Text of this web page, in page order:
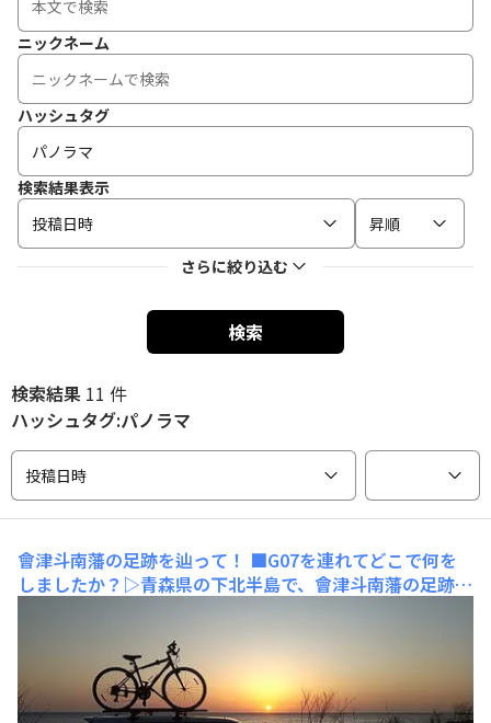
ニックネーム
ハッシュタグ
検索結果表示
投稿日時
昇順
さらに絞り込む
検索
検索結果 11 件
ハッシュタグ:パノラマ
投稿日時
會津斗南藩の足跡を辿って！ ■G07を連れてどこで何を
しましたか？▷青森県の下北半島で、會津斗南藩の足跡を
よね！▷タフなところと、電池交換が出来るところ。■G
07の評価は？(5点満点)▷⭐⭐⭐⭐⭐▷理由：アウトドアにも
ってこいのアプリが充実していて、持つと手に馴染むとこ
ろ。